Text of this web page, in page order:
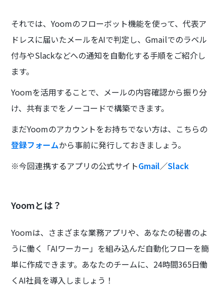
それでは、Yoomのフローボット機能を使って、代表ア
ドレスに届いたメールをAIで判定し、Gmailでのラベル
付与やSlackなどへの通知を自動化する手順をご紹介し
ます。
Yoomを活用することで、メールの内容確認から振り分
け、共有までをノーコードで構築できます。
まだYoomのアカウントをお持ちでない方は、こちらの
登録フォームから事前に発行しておきましょう。
※今回連携するアプリの公式サイトGmail／Slack
Yoomとは？
Yoomは、さまざまな業務アプリや、あなたの秘書のよ
うに働く「AIワーカー」を組み込んだ自動化フローを簡
単に作成できます。あなたのチームに、24時間365日働
くAI社員を導入しましょう！